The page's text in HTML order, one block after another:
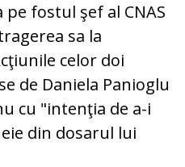
fostul şef al CNAS
sa la
celor doi
de Daniela Panioglu
cu "intenţia de a-i
din dosarul lui